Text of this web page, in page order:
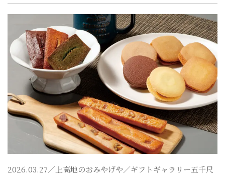
2026.03.27／ 上高地のおみやげや／ギフトギャラリー五千尺